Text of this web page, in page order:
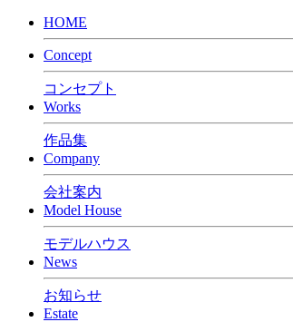
HOME
Concept
コンセプト
Works
作品集
Company
会社案内
Model House
モデルハウス
News
お知らせ
Estate